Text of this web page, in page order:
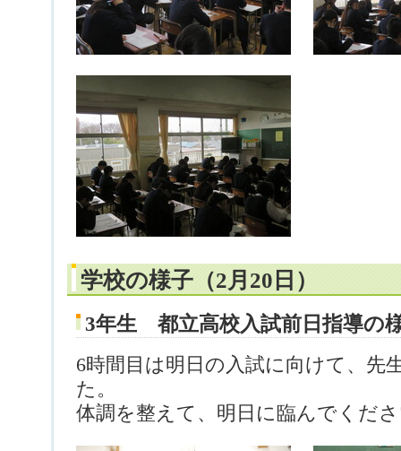
学校の様子（2月20日）
3年生 都立高校入試前日指導の
6時間目は明日の入試に向けて、先
た。
体調を整えて、明日に臨んでくだ